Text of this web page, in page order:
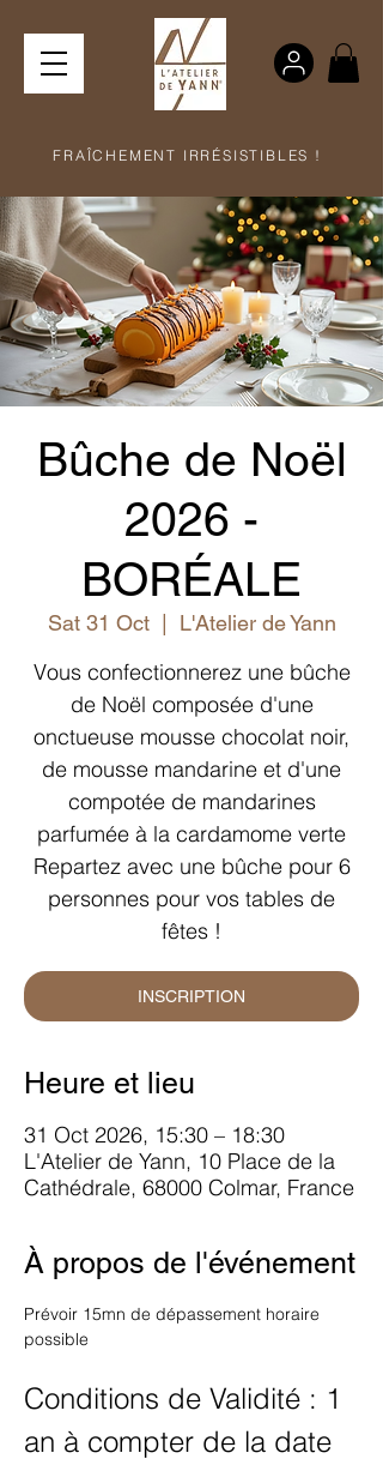
FRAÎCHEMENT IRRÉSISTIBLES !
Bûche de Noël
2026 -
BORÉALE
Sat 31 Oct
  |
L'Atelier de Yann
Vous confectionnerez une bûche
de Noël composée d'une
onctueuse mousse chocolat noir,
de mousse mandarine et d'une
compotée de mandarines
parfumée à la cardamome verte
Repartez avec une bûche pour 6
personnes pour vos tables de
fêtes !
INSCRIPTION
Heure et lieu
31 Oct 2026, 15:30 – 18:30
L'Atelier de Yann, 10 Place de la
Cathédrale, 68000 Colmar, France
À propos de l'événement
Prévoir 15mn de dépassement horaire
possible
Conditions de Validité : 1
an à compter de la date